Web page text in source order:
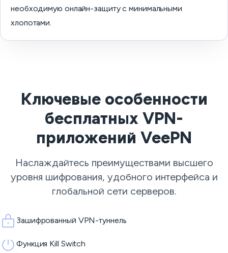
необходимую онлайн-защиту с минимальными
хлопотами.
Ключевые особенности
бесплатных VPN-
приложений VeePN
Наслаждайтесь преимуществами высшего
уровня шифрования, удобного интерфейса и
глобальной сети серверов.
Зашифрованный VPN-туннель
Функция Kill Switch